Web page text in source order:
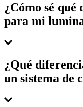
¿Cómo sé
para mi
Identifica el voltaje
(W) de tu luminaria en
asegura estabilidad
¿Qué
un sistema de